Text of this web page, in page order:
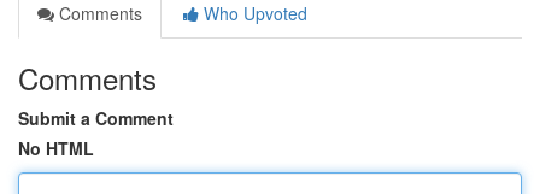
Comments
Who Upvoted
Comments
Submit a Comment
No HTML